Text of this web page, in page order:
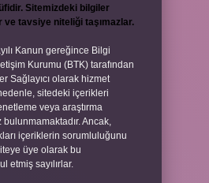
Sitemizdeki bilgiler
ve tavsiye niteliği taşımazlar.
Kanun gereğince Bilgi
Kurumu (BTK) tarafından
Sağlayıcı olarak hizmet
sitedeki içerikleri
veya araştırma
Ancak,
içeriklerin sorumluluğunu
üye olarak bu
etmiş sayılırlar.